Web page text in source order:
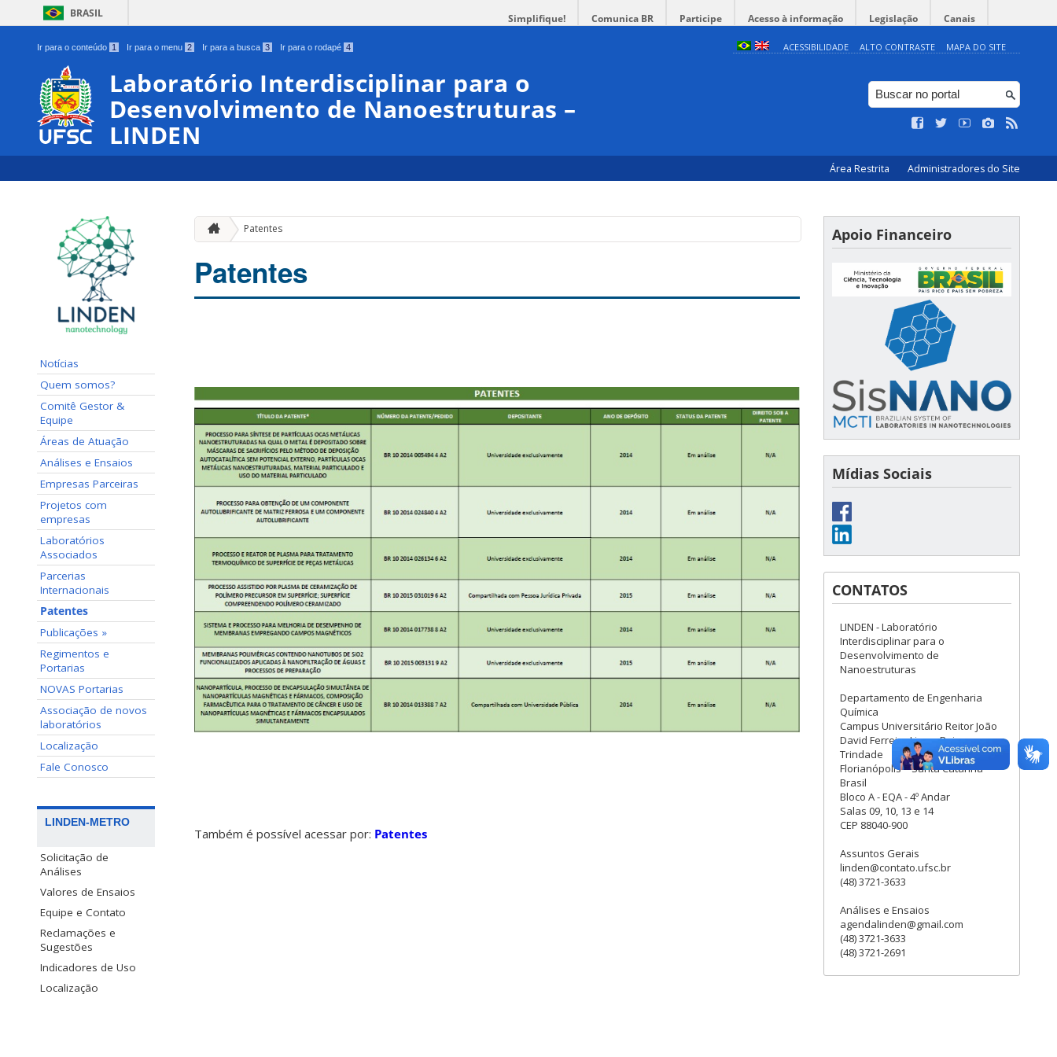
BRASIL Simplifique! Comunica BR Participe Acesso à informação Legislação Canais
Ir para o conteúdo 1 Ir para o menu 2 Ir para a busca 3 Ir para o rodapé 4 ACESSIBILIDADE ALTO CONTRASTE MAPA DO SITE
Laboratório Interdisciplinar para o
Desenvolvimento de Nanoestruturas –
LINDEN
Área Restrita Administradores do Site
Notícias
Quem somos?
Comitê Gestor &
Equipe
Áreas de Atuação
Análises e Ensaios
Empresas Parceiras
Projetos com
empresas
Laboratórios
Associados
Parcerias
Internacionais
Patentes
Publicações »
Regimentos e
Portarias
NOVAS Portarias
Associação de novos
laboratórios
Localização
Fale Conosco
LINDEN-METRO
Solicitação de
Análises
Valores de Ensaios
Equipe e Contato
Reclamações e
Sugestões
Indicadores de Uso
Localização
Patentes
Patentes
Também é possível acessar por: Patentes
Apoio Financeiro
Mídias Sociais
CONTATOS
LINDEN - Laboratório
Interdisciplinar para o
Desenvolvimento de
Nanoestruturas
Departamento de Engenharia
Química
Campus Universitário Reitor João
David Ferreira Lima - Bairro
Trindade
Florianópolis – Santa Catarina –
Brasil
Bloco A - EQA - 4º Andar
Salas 09, 10, 13 e 14
CEP 88040-900
Assuntos Gerais
linden@contato.ufsc.br
(48) 3721-3633
Análises e Ensaios
agendalinden@gmail.com
(48) 3721-3633
(48) 3721-2691